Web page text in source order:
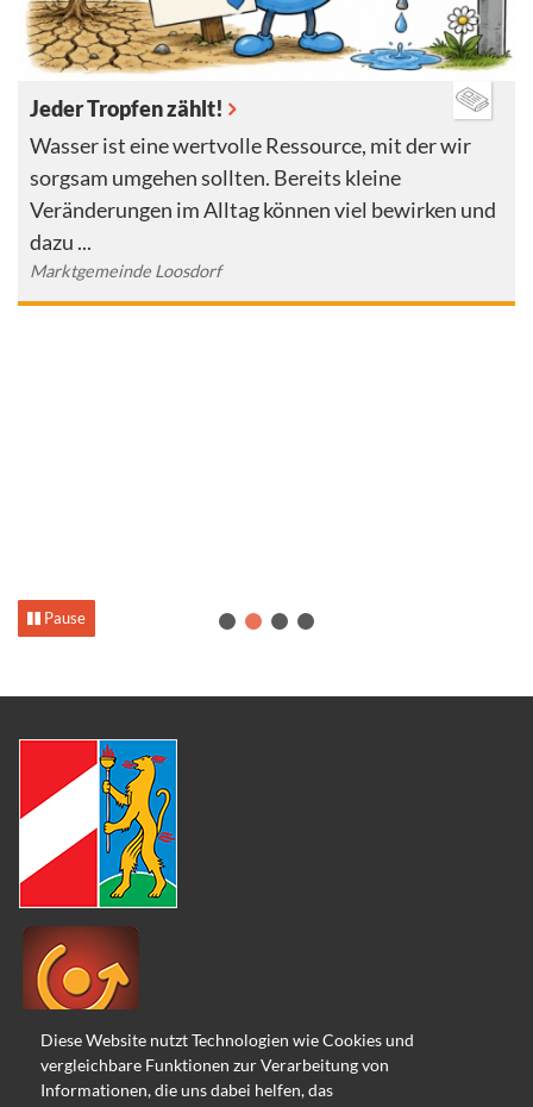
Diese Website nutzt Technologien wie Cookies und
vergleichbare Funktionen zur Verarbeitung von
Informationen, die uns dabei helfen, das
Jeder Tropfen zählt!
Wasser ist eine wertvolle Ressource, mit der wir
sorgsam umgehen sollten. Bereits kleine
Veränderungen im Alltag können viel bewirken und
dazu ...
Marktgemeinde Loosdorf
1 2 3 4
Pause